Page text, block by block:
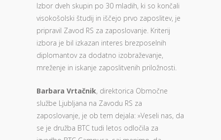
Izbor dveh skupin po 30 mladih, ki so končali
visokošolski študij in iščejo prvo zaposlitev, je
pripravil Zavod RS za zaposlovanje. Kriterij
izbora je bil izkazan interes brezposelnih
diplomantov za dodatno izobraževanje,
mreženje in iskanje zaposlitvenih priložnosti.
Barbara Vrtačnik, direktorica Območne
službe Ljubljana na Zavodu RS za
zaposlovanje, je ob tem dejala: »Veseli nas, da
se je družba BTC tudi letos odločila za